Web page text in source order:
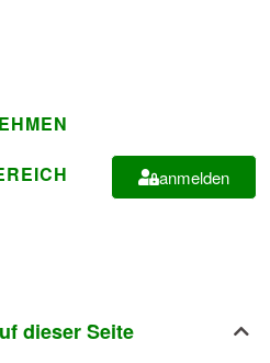
anmelden
dieser Seite